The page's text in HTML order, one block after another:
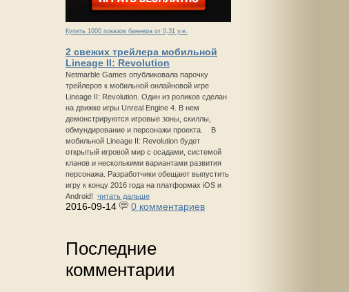
Купить 1000 показов баннера от 0,31 у.е.
2 свежих трейлера мобильной
Lineage II: Revolution
Netmarble Games опубликовала парочку
трейлеров к мобильной онлайновой игре
Lineage II: Revolution. Один из роликов сделан
на движке игры Unreal Engine 4. В нем
демонстрируются игровые зоны, скиллы,
обмундирование и персонажи проекта. В
мобильной Lineage II: Revolution будет
открытый игровой мир с осадами, системой
кланов и несколькими вариантами развития
персонажа. Разработчики обещают выпустить
игру к концу 2016 года на платформах iOS и
Android! читать дальше
2016-09-14 0 комментариев
Последние
комментарии